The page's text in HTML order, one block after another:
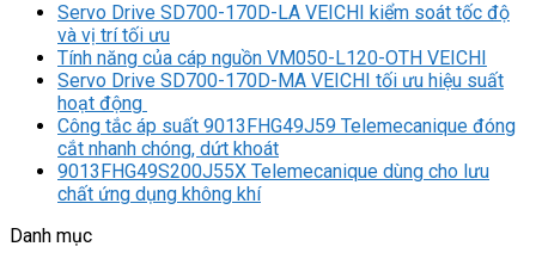
Servo Drive SD700-170D-LA VEICHI kiểm soát tốc độ
và vị trí tối ưu
Tính năng của cáp nguồn VM050-L120-OTH VEICHI
Servo Drive SD700-170D-MA VEICHI tối ưu hiệu suất
hoạt động
Công tắc áp suất 9013FHG49J59 Telemecanique đóng
cắt nhanh chóng, dứt khoát
9013FHG49S200J55X Telemecanique dùng cho lưu
chất ứng dụng không khí
Danh mục